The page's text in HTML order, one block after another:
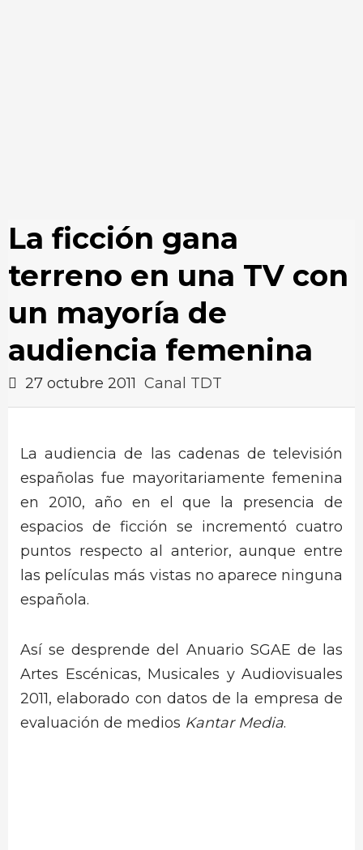
La ficción gana
terreno en una TV con
un mayoría de
audiencia femenina
27 octubre 2011 Canal TDT
La audiencia de las cadenas de televisión
españolas fue mayoritariamente femenina
en 2010, año en el que la presencia de
espacios de ficción se incrementó cuatro
puntos respecto al anterior, aunque entre
las películas más vistas no aparece ninguna
española.
Así se desprende del Anuario SGAE de las
Artes Escénicas, Musicales y Audiovisuales
2011, elaborado con datos de la empresa de
evaluación de medios Kantar Media.